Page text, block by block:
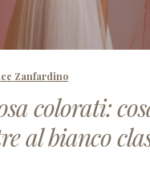
Zanfardino
colorati:
al bianco